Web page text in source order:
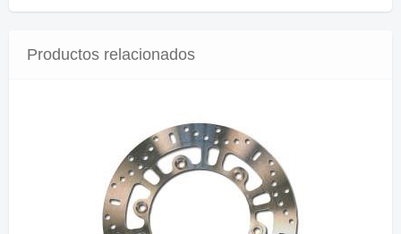
Productos relacionados